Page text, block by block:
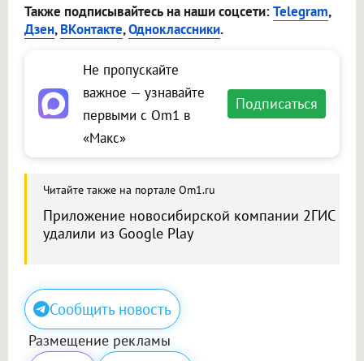
Также подписывайтесь на наши соцсети:Telegram,
Дзен,ВКонтакте,Одноклассники.
Не пропускайте
важное — узнавайте
первыми с Om1 в
«Макс»
Подписаться
Читайте также на портале Om1.ru
Приложение новосибирской компании 2ГИС
удалили из Google Play
Сообщить новость
Размещение рекламы